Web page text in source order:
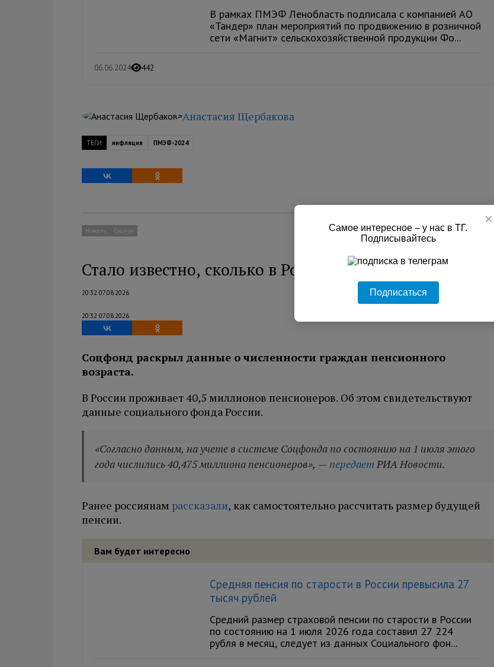
В рамках ПМЭФ Ленобласть подписала с компанией АО
«Тандер» план мероприятий по продвижению в розничной
сети «Магнит» сельскохозяйственной продукции Фо...
06.06.2024 442
Анастасия Щербакова
ТЕГИ инфляция ПМЭФ-2024
Новости Социум
Стало известно, сколько в России живет пенсионеров
20:32 07.08.2026
20:32 07.08.2026
Соцфонд раскрыл данные о численности граждан пенсионного
возраста.
В России проживает 40,5 миллионов пенсионеров. Об этом свидетельствуют
данные социального фонда России.
«Согласно данным, на учете в системе Соцфонда по состоянию на 1 июля этого
года числились 40,475 миллиона пенсионеров», — передает РИА Новости.
Ранее россиянам рассказали, как самостоятельно рассчитать размер будущей
пенсии.
Вам будет интересно
Средняя пенсия по старости в России превысила 27
тысяч рублей
Средний размер страховой пенсии по старости в России
по состоянию на 1 июля 2026 года составил 27 224
рубля в месяц, следует из данных Социального фон...
×
Самое интересное – у нас в ТГ.
Подписывайтесь
Подписаться